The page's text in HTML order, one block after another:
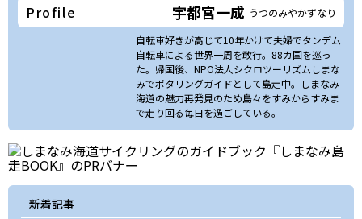
Profile 宇都宮一成 うつのみやかずなり
自転車好きが高じて10年かけて夫婦でタンデム
自転車による世界一周を敢行。88カ国を巡っ
た。帰国後、NPO法人シクロツーリズムしまな
みでポタリングガイドとして島走中。しまなみ
海道の魅力再発見のため島々をすみからすみま
で走り回る毎日を過ごしている。
新着記事